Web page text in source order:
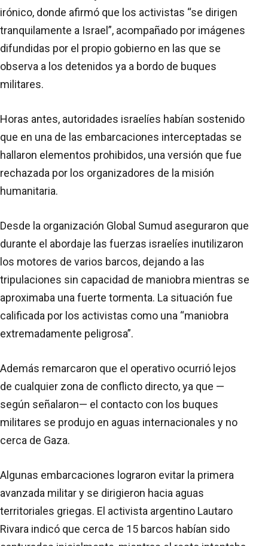
irónico, donde afirmó que los activistas “se dirigen
tranquilamente a Israel”, acompañado por imágenes
difundidas por el propio gobierno en las que se
observa a los detenidos ya a bordo de buques
militares.
Horas antes, autoridades israelíes habían sostenido
que en una de las embarcaciones interceptadas se
hallaron elementos prohibidos, una versión que fue
rechazada por los organizadores de la misión
humanitaria.
Desde la organización Global Sumud aseguraron que
durante el abordaje las fuerzas israelíes inutilizaron
los motores de varios barcos, dejando a las
tripulaciones sin capacidad de maniobra mientras se
aproximaba una fuerte tormenta. La situación fue
calificada por los activistas como una “maniobra
extremadamente peligrosa”.
Además remarcaron que el operativo ocurrió lejos
de cualquier zona de conflicto directo, ya que —
según señalaron— el contacto con los buques
militares se produjo en aguas internacionales y no
cerca de Gaza.
Algunas embarcaciones lograron evitar la primera
avanzada militar y se dirigieron hacia aguas
territoriales griegas. El activista argentino Lautaro
Rivara indicó que cerca de 15 barcos habían sido